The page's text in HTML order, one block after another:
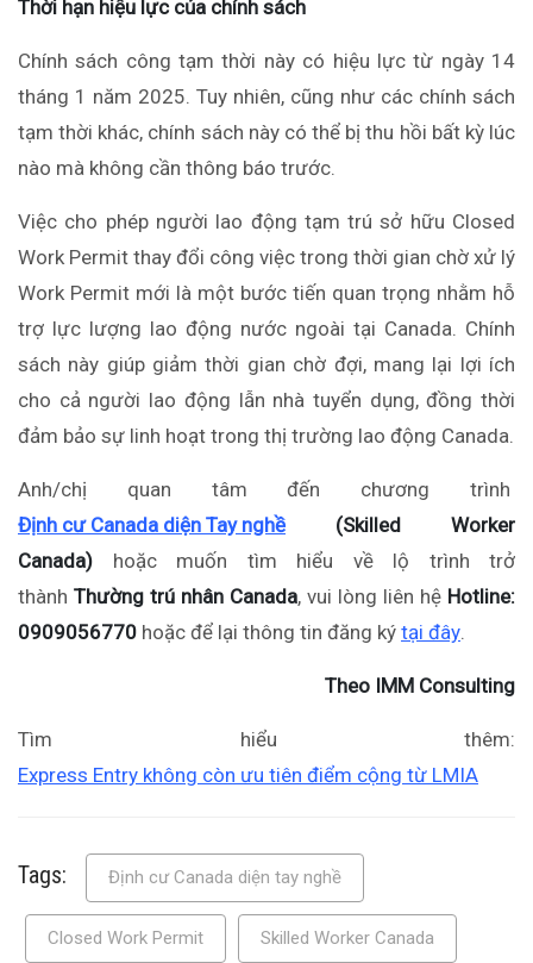
Thời hạn hiệu lực của chính sách
Chính sách công tạm thời này có hiệu lực từ ngày 14
tháng 1 năm 2025. Tuy nhiên, cũng như các chính sách
tạm thời khác, chính sách này có thể bị thu hồi bất kỳ lúc
nào mà không cần thông báo trước.
Việc cho phép người lao động tạm trú sở hữu Closed
Work Permit thay đổi công việc trong thời gian chờ xử lý
Work Permit mới là một bước tiến quan trọng nhằm hỗ
trợ lực lượng lao động nước ngoài tại Canada. Chính
sách này giúp giảm thời gian chờ đợi, mang lại lợi ích
cho cả người lao động lẫn nhà tuyển dụng, đồng thời
đảm bảo sự linh hoạt trong thị trường lao động Canada.
Anh/chị quan tâm đến chương trình
Định cư Canada diện Tay nghề (Skilled Worker
Canada) hoặc muốn tìm hiểu về lộ trình trở
thành Thường trú nhân Canada, vui lòng liên hệ Hotline:
0909056770 hoặc để lại thông tin đăng ký tại đây.
Theo IMM Consulting
Tìm hiểu thêm:
Express Entry không còn ưu tiên điểm cộng từ LMIA
Tags: Định cư Canada diện tay nghề
Closed Work Permit Skilled Worker Canada